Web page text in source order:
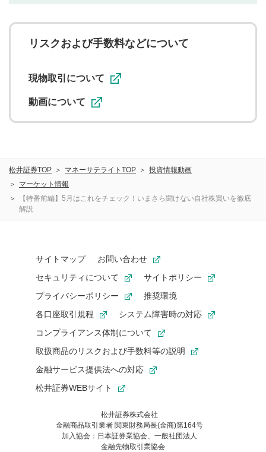
に関する著作者人格権を行使しないことに同意します。利
用者が投稿したコメントは、当社サービスの広告・宣伝、
ることがあります。
リスクおよび手数料などについて
現物取引について
動画について
松井証券TOP マネーサテライトTOP
投資情報動画
マーケット情報
【特番前編】5月はこれをチェック！いまさら聞けない自社株買いを徹底
解説
サイトマップ
お問い合わせ
セキュリティについて
サイトポリシー
プライバシーポリシー
推奨環境
各口座取引規程
システム障害時の対応
コンプライアンス体制について
取扱商品のリスクおよび手数料等の説明
金融サービス提供法への対応
松井証券WEBサイト
松井証券株式会社
金融商品取引業者 関東財務局長(金商)第164号
加入協会：日本証券業協会、一般社団法人
金融先物取引業協会
お気に入り機能は松井証券の会員限定の機能です。
お気に入り登録いただくと、後からいつでもお気に入りのコンテ